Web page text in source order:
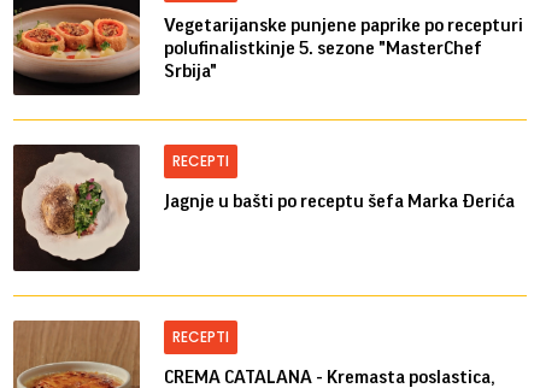
Vegetarijanske punjene paprike po recepturi
polufinalistkinje 5. sezone "MasterChef
Srbija"
RECEPTI
Jagnje u bašti po receptu šefa Marka Đerića
RECEPTI
CREMA CATALANA - Kremasta poslastica,